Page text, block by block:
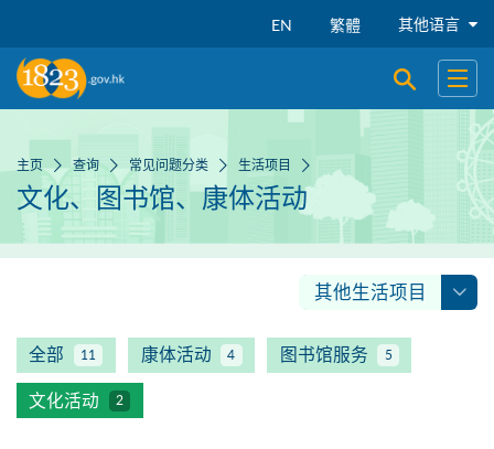
EN 繁體 其他语言
开启搜寻
开启
主页 查询 常见问题分类 生活项目
文化、图书馆、康体活动
其他生活项目
全部 11 康体活动 4 图书馆服务 5
文化活动 2